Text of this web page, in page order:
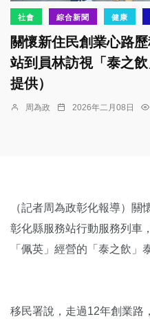
社會 綜合新聞 健康
關懷新住民創業心路
站到員林訪視「泰之
提供）
周為政 2026年二月08日
（記者周為政彰化報導）
彰化縣服務站行動服務列車
「佩英」經營的「泰之飲」
移民署說，走過12年創業路